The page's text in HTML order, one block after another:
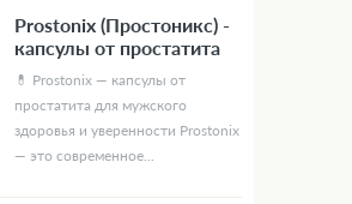
Prostonix (Простоникс) -
капсулы от простатита
💊 Prostonix — капсулы от
простатита для мужского
здоровья и уверенности Prostonix
— это современное...